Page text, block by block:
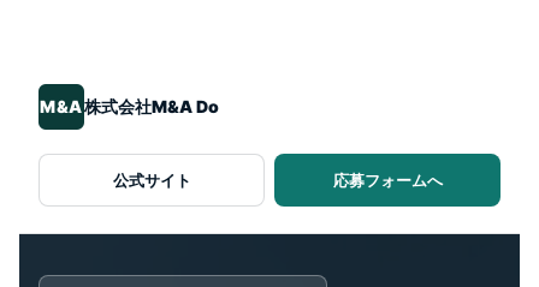
M&A株式会社M&A Do
公式サイト 応募フォームへ